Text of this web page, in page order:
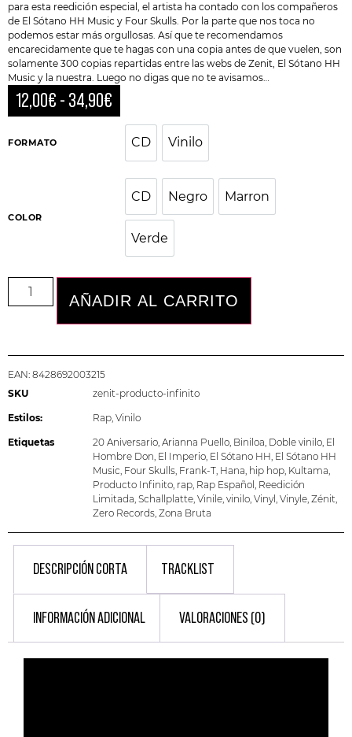
para esta reedición especial, el artista ha contado con los compañeros
de El Sótano HH Music y Four Skulls. Por la parte que nos toca no
podemos estar más orgullosas. Así que te recomendamos
encarecidamente que te hagas con una copia antes de que vuelen, son
solamente 300 copias repartidas entre las webs de Zenit, El Sótano HH
Music y la nuestra. Luego no digas que no te avisamos…
12,00€ - 34,90€
FORMATO CD Vinilo
COLOR
CD
CD Negro
Negro Marron
Marron
Verde
Verde
AÑADIR AL CARRITO
EAN: 8428692003215
SKU
zenit-producto-infinito
Estilos: Rap, Vinilo
Etiquetas 20 Aniversario, Arianna Puello, Biniloa, Doble vinilo, El
Hombre Don, El Imperio, El Sótano HH, El Sótano HH
Music, Four Skulls, Frank-T, Hana, hip hop, Kultama,
Producto Infinito, rap, Rap Español , Reedición
Limitada, Schallplatte, Vinile, vinilo, Vinyl, Vinyle, Zénit,
Zero Records, Zona Bruta
DESCRIPCIÓN CORTA TRACKLIST
INFORMACIÓN ADICIONAL VALORACIONES (0)